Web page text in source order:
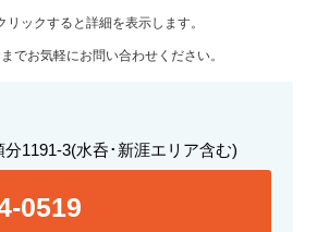
リックすると詳細を表示します。
でお気軽にお問い合わせください。
分1191-3(水呑･新涯エリア含む)
0519